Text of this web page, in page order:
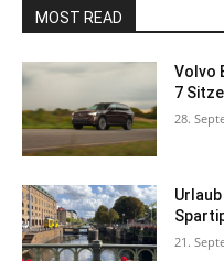
MOST READ
Volvo
7
28.
21.